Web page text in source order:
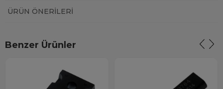
ÜRÜN ÖNERILERI
Benzer Ürünler